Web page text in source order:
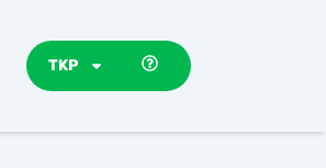
TKP